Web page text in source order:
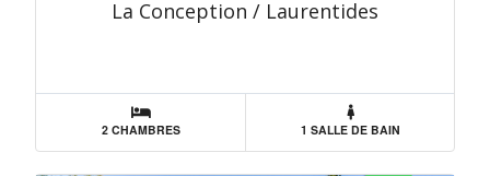
La Conception / Laurentides
2 CHAMBRES 1 SALLE DE BAIN